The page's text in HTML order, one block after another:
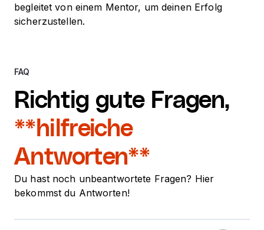
begleitet von einem Mentor, um deinen Erfolg
sicherzustellen.
FAQ
Richtig gute Fragen,
**hilfreiche
Antworten**
Du hast noch unbeantwortete Fragen? Hier
bekommst du Antworten!